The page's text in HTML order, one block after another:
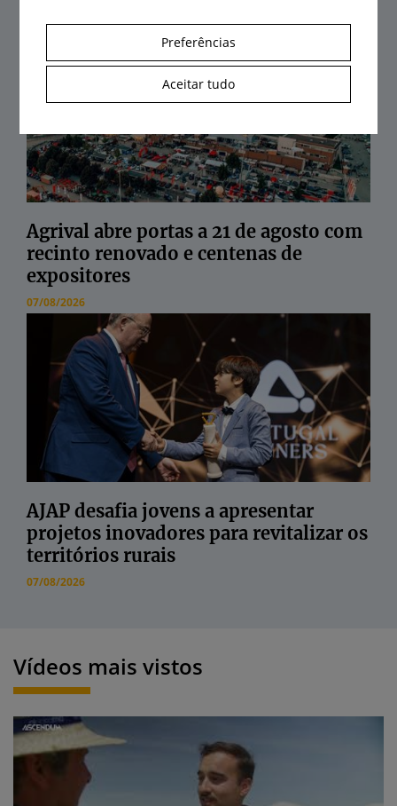
10/08/2026
Agrival abre portas a 21 de agosto com
recinto renovado e centenas de
expositores
07/08/2026
AJAP desafia jovens a apresentar
projetos inovadores para revitalizar os
territórios rurais
07/08/2026
Vídeos mais vistos
Preferências
Aceitar tudo